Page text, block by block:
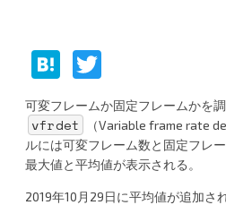
H
at
e
n
a
w
itt
er
可変フレームか固定フレームかを
vfrdet
（Variable frame rate
ルには可変フレーム数と固定フレ
最大値と平均値が表示される。
2019年10月29日に平均値が追加さ